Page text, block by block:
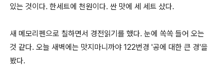
있는 것이다. 한세트에 천원이다. 싼 맛에 세 세트 샀다.
새 메모리펜으로 칠하면서 경전읽기를 했다. 눈에 쏙쏙 들어 오는
것 같다. 오늘 새벽에는 맛지마니까야 122번경 '공에 대한 큰 경'을
봤다.